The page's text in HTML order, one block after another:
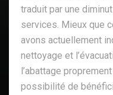
traduit par une
services. Mieux que
avons actuellement
nettoyage et
l’abattage
possibilité de